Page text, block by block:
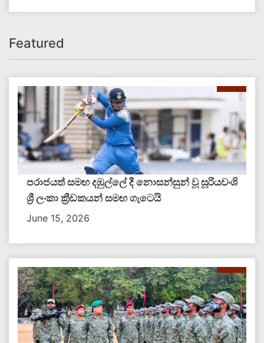
Featured
පරාජයත් සමඟ දඹුල්ලේ දී නොසන්සුන් වූ සූරියවංශි
ශ්‍රී ලංකා ක්‍රීඩකයන් සමඟ ගැටෙයි
June 15, 2026